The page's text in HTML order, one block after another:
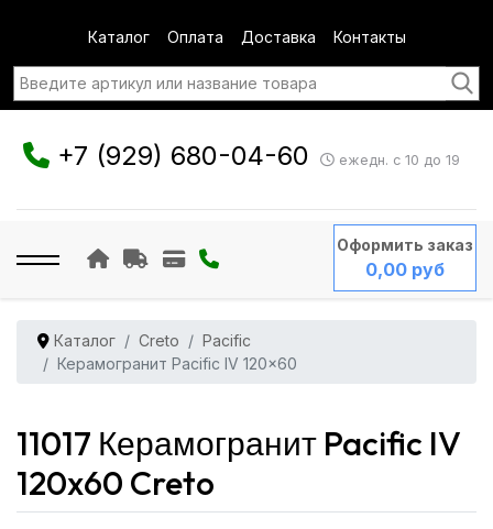
Каталог Оплата Доставка Контакты
+7 (929) 680-04-60 ежедн. с 10 до 19
Оформить заказ
0,00 руб
Каталог Creto
Pacific
Керамогранит Pacific IV 120x60
11017 Керамогранит Pacific IV
120x60 Creto